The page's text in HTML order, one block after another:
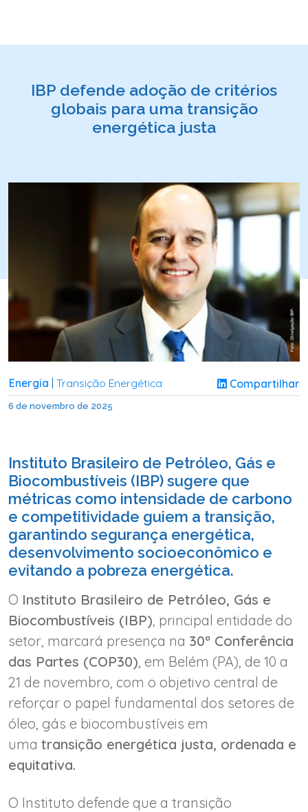
IBP defende adoção de critérios
globais para uma transição
energética justa
Energia Transição Energética Compartilhar
6 de novembro de 2025
Instituto Brasileiro de Petróleo, Gás e
Biocombustíveis (IBP) sugere que
métricas como intensidade de carbono
e competitividade guiem a transição,
garantindo segurança energética,
desenvolvimento socioeconômico e
evitando a pobreza energética.
O Instituto Brasileiro de Petróleo, Gás e
Biocombustíveis (IBP) , principal entidade do
setor, marcará presença na 30ª Conferência
das Partes (COP30) , em Belém (PA), de 10 a
21 de novembro, com o objetivo central de
reforçar o papel fundamental dos setores de
óleo, gás e biocombustíveis em
uma transição energética justa, ordenada e
equitativa.
O Instituto defende que a transição